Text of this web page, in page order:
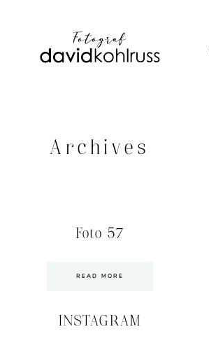
Archives
Foto 57
READ MORE
INSTAGRAM